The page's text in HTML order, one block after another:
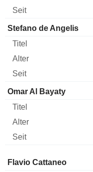
Stefano de Angelis
Omar Al Bayaty
Verwaltungsratsmitglied
Flavio Cattaneo